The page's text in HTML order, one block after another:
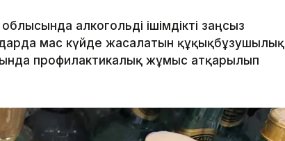
алкогольді ішімдікті заңсыз
мас күйде жасалатын құқықбұзушылық
профилактикалық жұмыс атқарылып